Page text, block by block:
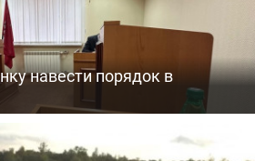
навести порядок в